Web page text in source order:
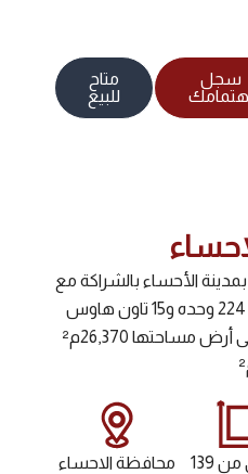
سجل
متاح
للبيع
الأحساء بالشراكة مع
NCH ويتكون المشروع من 224 وحده و15 تاون هاوس
بنماذج وتصاميم مختلفة على أرض مساحتها 26,370م²
الشقق من 139
محافظة الاحساء